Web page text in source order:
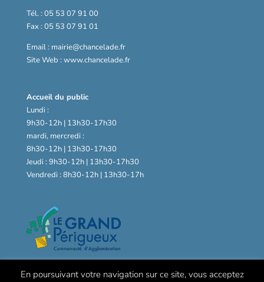
Tél. : 05 53 07 91 00
Fax : 05 53 07 91 01
Email : mairie@chancelade.fr
Site Web : www.chancelade.fr
Accueil du public
Lundi :
9h30-12h | 13h30-17h30
mardi, mercredi :
8h30-12h | 13h30-17h30
Jeudi : 9h30-12h | 13h30-17h30
Vendredi : 8h30-12h | 13h30-17h
En poursuivant votre navigation sur ce site, vous acceptez